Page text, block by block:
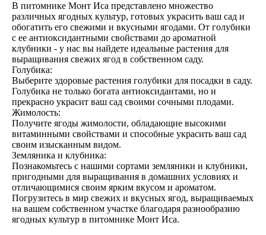
В питомнике Монт Иса представлено множество
различных ягодных культур, готовых украсить ваш сад и
обогатить его свежими и вкусными ягодами. От голубики
с ее антиоксидантными свойствами до ароматной
клубники - у нас вы найдете идеальные растения для
выращивания свежих ягод в собственном саду.
Голубика:
Выберите здоровые растения голубики для посадки в саду.
Голубика не только богата антиоксидантами, но и
прекрасно украсит ваш сад своими сочными плодами.
Жимолость:
Получите ягоды жимолости, обладающие высокими
витаминными свойствами и способные украсить ваш сад
своим изысканным видом.
Земляника и клубника:
Познакомьтесь с нашими сортами земляники и клубники,
пригодными для выращивания в домашних условиях и
отличающимися своим ярким вкусом и ароматом.
Погрузитесь в мир свежих и вкусных ягод, выращиваемых
на вашем собственном участке благодаря разнообразию
ягодных культур в питомнике Монт Иса.